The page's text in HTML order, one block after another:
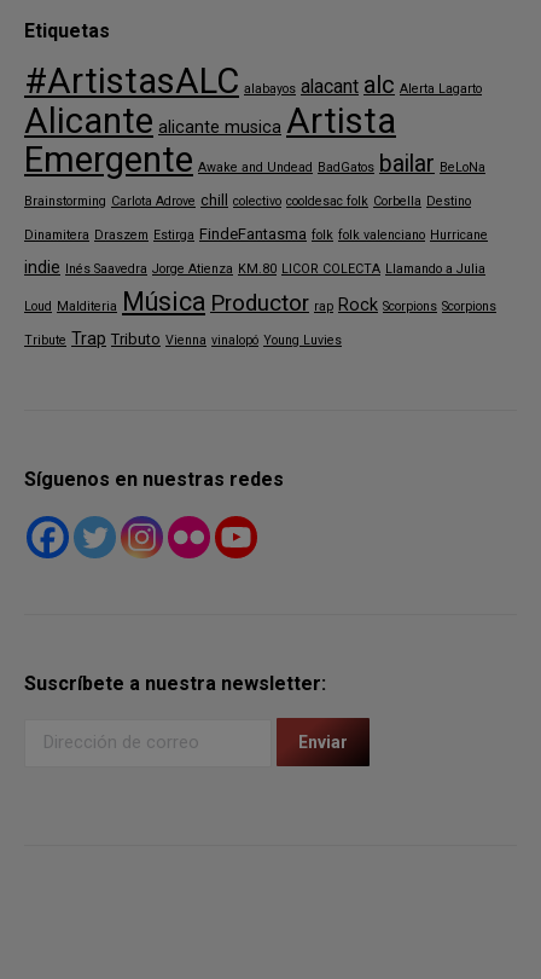
Etiquetas
#ArtistasALC alabayos alacant alc Alerta Lagarto
Alicante alicante musica Artista
Emergente Awake and Undead BadGatos bailar BeLoNa
Brainstorming Carlota Adrove chill colectivo cooldesac folk Corbella Destino
Dinamitera Draszem Estirga FindeFantasma folk folk valenciano Hurricane
indie Inés Saavedra Jorge Atienza KM.80 LICOR COLECTA Llamando a Julia
Loud Malditeria Música Productor rap Rock Scorpions Scorpions
Tribute Trap Tributo Vienna vinalopó Young Luvies
Síguenos en nuestras redes
Suscríbete a nuestra newsletter: